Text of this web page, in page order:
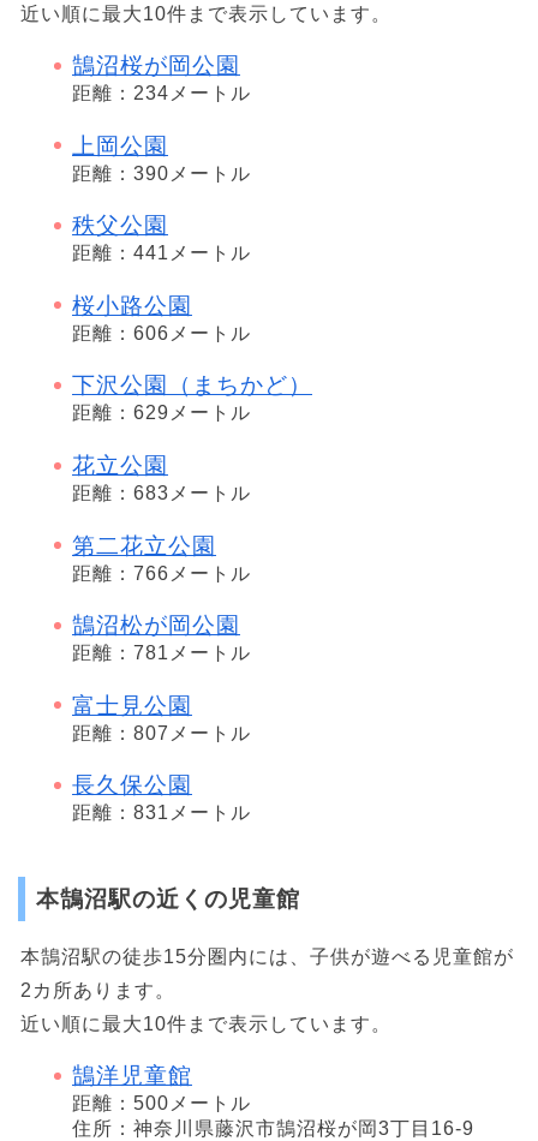
近い順に最大10件まで表示しています。
鵠沼桜が岡公園
距離：234メートル
上岡公園
距離：390メートル
秩父公園
距離：441メートル
桜小路公園
距離：606メートル
下沢公園（まちかど）
距離：629メートル
花立公園
距離：683メートル
第二花立公園
距離：766メートル
鵠沼松が岡公園
距離：781メートル
富士見公園
距離：807メートル
長久保公園
距離：831メートル
本鵠沼駅の近くの児童館
本鵠沼駅の徒歩15分圏内には、子供が遊べる児童館が
2カ所あります。
近い順に最大10件まで表示しています。
鵠洋児童館
距離：500メートル
住所：神奈川県藤沢市鵠沼桜が岡3丁目16-9